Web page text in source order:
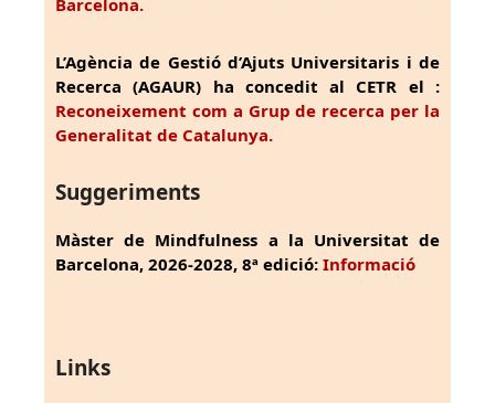
Barcelona.
L’Agència de Gestió d’Ajuts Universitaris i de
Recerca (AGAUR) ha concedit al CETR el :
Reconeixement com a Grup de recerca per la
Generalitat de Catalunya.
Suggeriments
Màster de Mindfulness a la Universitat de
Barcelona, 2026-2028, 8ª edició: Informació
Links